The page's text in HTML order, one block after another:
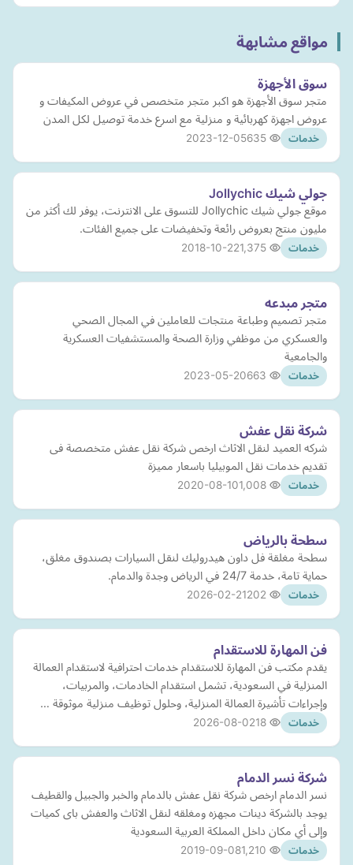
مواقع مشابهة
سوق الأجهزة
متجر سوق الأجهزة هو اكبر متجر متخصص في عروض المكيفات و
عروض اجهزة كهربائية و منزلية مع اسرع خدمة توصيل لكل المدن
خدمات 2023-12-05
جولي شيك Jollychic
موقع جولي شيك Jollychic للتسوق على الانترنت، يوفر لك أكثر من
مليون منتج بعروض رائعة وتخفيضات على جميع الفئات.
خدمات 2018-10-22
متجر مبدعه
متجر تصميم وطباعة منتجات للعاملين في المجال الصحي
والعسكري من موظفي وزارة الصحة والمستشفيات العسكرية
والجامعية
خدمات 2023-05-20
شركة نقل عفش
شركه العميد لنقل الاثاث ارخص شركة نقل عفش متخصصة فى
تقديم خدمات نقل الموبيليا باسعار مميزة
خدمات 2020-08-10
سطحة بالرياض
سطحة مغلقة فل داون هيدروليك لنقل السيارات بصندوق مغلق،
حماية تامة، خدمة 24/7 في الرياض وجدة والدمام.
خدمات 2026-02-21
فن المهارة للاستقدام
يقدم مكتب فن المهارة للاستقدام خدمات احترافية لاستقدام العمالة
المنزلية في السعودية، تشمل استقدام الخادمات، والمربيات،
وإجراءات تأشيرة العمالة المنزلية، وحلول توظيف منزلية موثوقة …
خدمات 2026-08-02
شركة نسر الدمام
نسر الدمام ارخص شركة نقل عفش بالدمام والخبر والجبيل والقطيف
يوجد بالشركة دينات مجهزه ومغلقه لنقل الاثاث والعفش باى كميات
وإلى أي مكان داخل المملكة العربية السعودية
خدمات 2019-09-08